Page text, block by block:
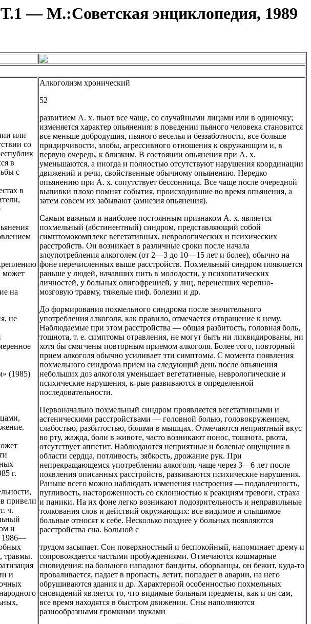
— М.:Советская энциклопедия, 1989
или
со
в
с
в
может
на
не
(1985)
г.
привели
ч.
и
1986—
травмы.
и
Алкоголизм хронический
52
развитием А. х. пьют все чаще, со случайными лицами или в одиночку;
изменяется характер опьянения: в поведении пьяного человека становится
все меньше добродушия, пьяного веселья и беззаботности, все больше
придирчивости, злобы, агрессивного отношения к окружающим и, в
первую очередь, к близким. В состоянии опьянения при А. х.
уменьшаются, а иногда и полностью отсутствуют нарушения координации
движений и речи, свойственные обычному опьянению. Нередко
опьянению при А. х. сопутствует бессонница. Все чаще после очередной
выпивки плохо помнят события, происходившие во время опьянения, а
затем совсем их забывают (амнезия опьянения).
Самым важным и наиболее постоянным признаком А. х. является
похмельный (абстинентный) синдром, представляющий собой
симптомокомплекс вегетативных, неврологических и психических
расстройств. Он возникает в различные сроки после начала
злоупотребления алкоголем (от 2—3 до 10—15 лет и более), обычно на
фоне перечисленных выше расстройств. Похмельный синдром появляется
раньше у людей, начавших пить в молодости, у психопатических
личностей, у больных олигофренией, у лиц, перенесших черепно-
мозговую травму, тяжелые инф. болезни и др.
До формирования похмельного синдрома после значительного
употребления алкоголя, как правило, отмечается отвращение к нему.
Наблюдаемые при этом расстройства — общая разбитость, головная боль,
тошнота, т. е. симптомы отравления, не могут быть ни ликвидированы, ни
хотя бы смягчены повторным приемом алкоголя. Более того, повторный
прием алкоголя обычно усиливает эти симптомы. С момента появления
похмельного синдрома прием на следующий день после опьянения
небольших доз алкоголя уменьшает вегетативные, неврологические и
психические нарушения, к-рые развиваются в определенной
последовательности.
Первоначально похмельный синдром проявляется вегетативными и
астеническими расстройствами — головной болью, головокружением,
слабостью, разбитостью, болями в мышцах. Отмечаются неприятный вкус
во рту, жажда, боли в животе, часто возникают понос, тошнота, рвота,
отсутствует аппетит. Наблюдаются неприятные и болевые ощущения в
области сердца, потливость, зябкость, дрожание рук. При
непрекращающемся употреблении алкоголя, чаще через 3—6 лет после
появления описанных расстройств, развиваются психические нарушения.
Раньше всего можно наблюдать изменения настроения — подавленность,
пугливость, настороженность со склонностью к реакциям тревоги, страха
и паники. На их фоне легко возникают подозрительность и неправильные
толкования слов и действий окружающих: все видимое и слышимое
больные относят к себе. Несколько позднее у больных появляются
расстройства сна. Больной с
трудом засыпает. Сон поверхностный и беспокойный, напоминает дрему и
сопровождается частыми пробуждениями. Отмечаются кошмарные
сновидения: на больного нападают бандиты, оборванцы, он бежит, куда-то
проваливается, падает в пропасть, летит, попадает в аварии, на него
обрушиваются здания и др. Характерной особенностью похмельных
сновидений является то, что видимые больным предметы, как и он сам,
все время находятся в быстром движении. Сны наполняются
разнообразными громкими звуками